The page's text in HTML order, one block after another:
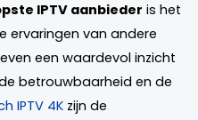
IPTV aanbieder is het
ervaringen van andere
een waardevol inzicht
betrouwbaarheid en de
IPTV 4K zijn de